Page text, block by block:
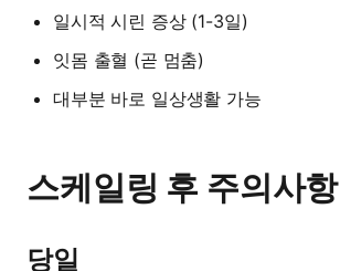
일시적 시린 증상 (1-3일)
잇몸 출혈 (곧 멈춤)
대부분 바로 일상생활 가능
스케일링 후 주의사항
당일